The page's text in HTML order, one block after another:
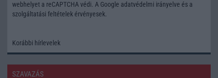
webhelyet a reCAPTCHA védi. A Google adatvédelmi irányelve és a
szolgáltatási feltételek érvényesek.
Korábbi hírlevelek
SZAVAZÁS